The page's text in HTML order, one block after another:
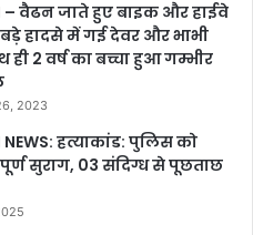
– वैढन जाते हुए बाइक और हाईवे
हादसे में गई देवर और भाभी
ही 2 वर्ष का बच्चा हुआ गम्भीर
2023
NEWS: हत्याकांड: पुलिस को
सुराग, 03 संदिग्ध से पूछताछ